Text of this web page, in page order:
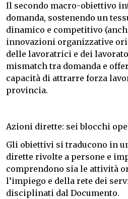
Il secondo macro-obiettivo
domanda, sostenendo un
dinamico e competitivo
innovazioni organizzative
delle lavoratrici e dei
mismatch tra domanda e
capacità di attrarre forza
provincia.
Azioni dirette: sei blocchi
Gli obiettivi si traducono in
dirette rivolte a persone e
comprendono sia le attività
l’impiego e della rete dei
disciplinati dal Documento.